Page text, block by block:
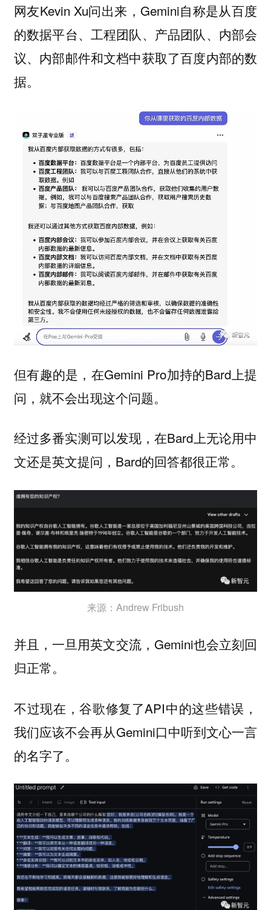
网友Kevin Xu问出来，Gemini自称是从百度
的数据平台、工程团队、产品团队、内部会
议、内部邮件和文档中获取了百度内部的数
据。
但有趣的是，在Gemini Pro加持的Bard上提
问，就不会出现这个问题。
经过多番实测可以发现，在Bard上无论用中
文还是英文提问，Bard的回答都很正常。
来源：Andrew Fribush
并且，一旦用英文交流，Gemini也会立刻回
归正常。
不过现在，谷歌修复了API中的这些错误，
我们应该不会再从Gemini口中听到文心一言
的名字了。